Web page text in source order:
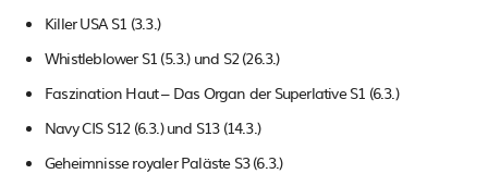
Killer USA S1 (3.3.)
Whistleblower S1 (5.3.) und S2 (26.3.)
Faszination Haut – Das Organ der Superlative S1 (6.3.)
Navy CIS S12 (6.3.) und S13 (14.3.)
Geheimnisse royaler Paläste S3 (6.3.)